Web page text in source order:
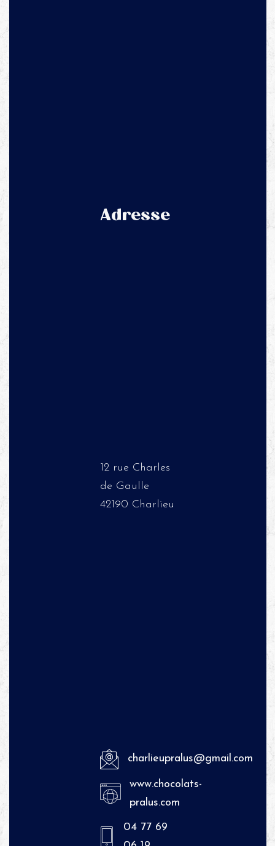
Adresse
12 rue Charles
de Gaulle
42190 Charlieu
charlieupralus@gmail.com
www.chocolats-
pralus.com
04 77 69